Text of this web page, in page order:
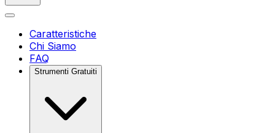
Caratteristiche
Chi Siamo
FAQ
Strumenti Gratuiti